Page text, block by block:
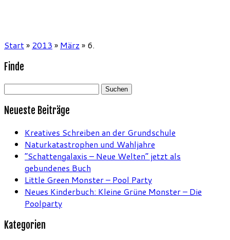
Start» 2013 » März » 6.
Finde
Suchen
Neueste Beiträge
Kreatives Schreiben an der Grundschule
Naturkatastrophen und Wahljahre
“Schattengalaxis – Neue Welten” jetzt als
gebundenes Buch
Little Green Monster – Pool Party
Neues Kinderbuch: Kleine Grüne Monster – Die
Poolparty
Kategorien